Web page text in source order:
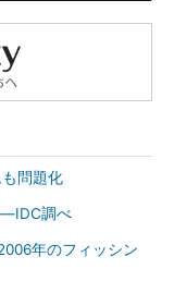
問題化
調べ
年のフィッシン